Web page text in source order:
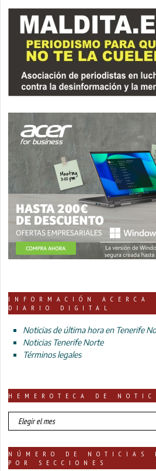
INFORMACIÓN ACERCA
DIARIO DIGITAL
Noticias de última hora en Tenerife
Noticias Tenerife Norte
Términos legales
HEMEROTECA DE
HEMEROTECA
DE
NÚMERO DE NOTICIAS
POR SECCIONES